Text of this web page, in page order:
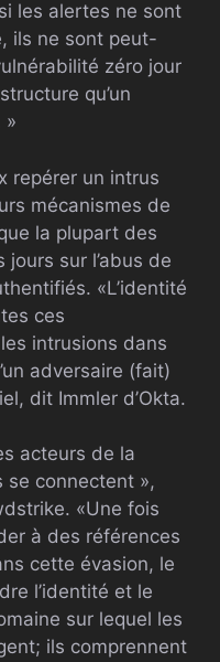
les alertes ne sont
ils ne sont peut-
zéro jour
qu’un
»
repérer un intrus
mécanismes de
la plupart des
sur l’abus de
«L’identité
ces
intrusions dans
adversaire (fait)
dit Immler d’Okta.
acteurs de la
se connectent »,
«Une fois
à des références
cette évasion, le
l’identité et le
sur lequel les
ils comprennent